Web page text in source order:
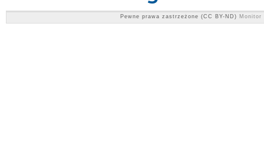
Pewne prawa zastrzeżone (CC BY-ND) Monitor